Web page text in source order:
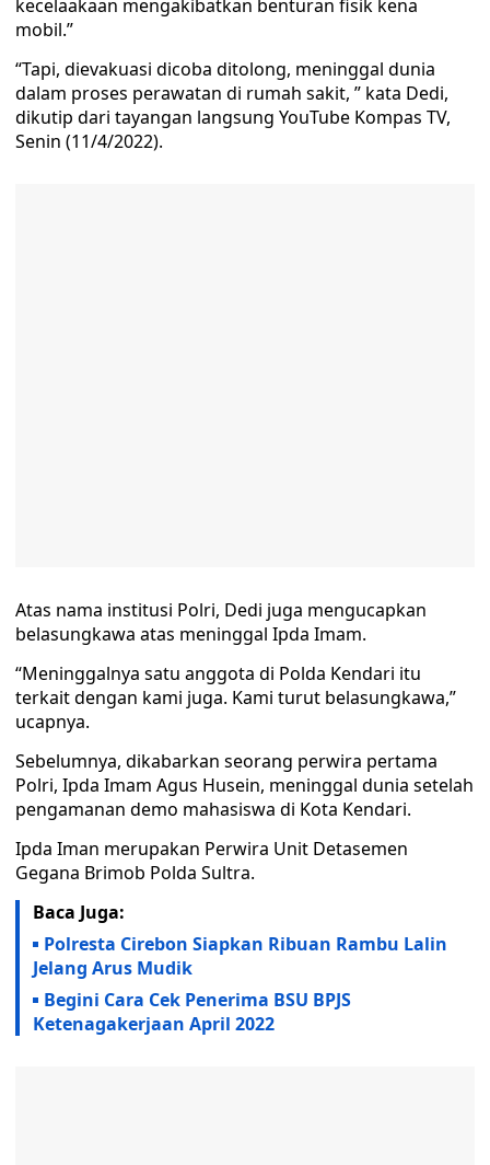
kecelaakaan mengakibatkan benturan fisik kena
mobil.”
“Tapi, dievakuasi dicoba ditolong, meninggal dunia
dalam proses perawatan di rumah sakit, ” kata Dedi,
dikutip dari tayangan langsung YouTube Kompas TV,
Senin (11/4/2022).
Atas nama institusi Polri, Dedi juga mengucapkan
belasungkawa atas meninggal Ipda Imam.
“Meninggalnya satu anggota di Polda Kendari itu
terkait dengan kami juga. Kami turut belasungkawa,”
ucapnya.
Sebelumnya, dikabarkan seorang perwira pertama
Polri, Ipda Imam Agus Husein, meninggal dunia setelah
pengamanan demo mahasiswa di Kota Kendari.
Ipda Iman merupakan Perwira Unit Detasemen
Gegana Brimob Polda Sultra.
Baca Juga:
Polresta Cirebon Siapkan Ribuan Rambu Lalin
Jelang Arus Mudik
Begini Cara Cek Penerima BSU BPJS
Ketenagakerjaan April 2022